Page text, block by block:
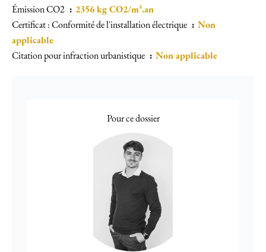
Émission CO2
2356 kg CO2/m².an
Certificat : Conformité de l'installation électrique
Non
applicable
Citation pour infraction urbanistique
Non applicable
Pour ce dossier